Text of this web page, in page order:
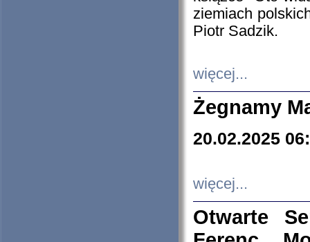
ziemiach
Piotr Sadzik.
więcej...
Żegnamy
20.02.2025
więcej...
Otwarte